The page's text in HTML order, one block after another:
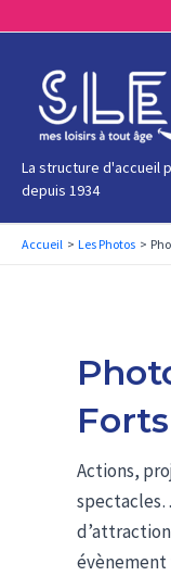
contenu
La structure d'accueil
depuis 1934
Accueil Les Photos
Forts
Actions,